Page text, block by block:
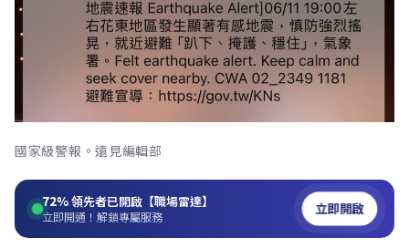
國家級警報。遠見編輯部
72%領先者已開啟【職場雷達】
立即開通！解鎖專屬服務 立即開啟